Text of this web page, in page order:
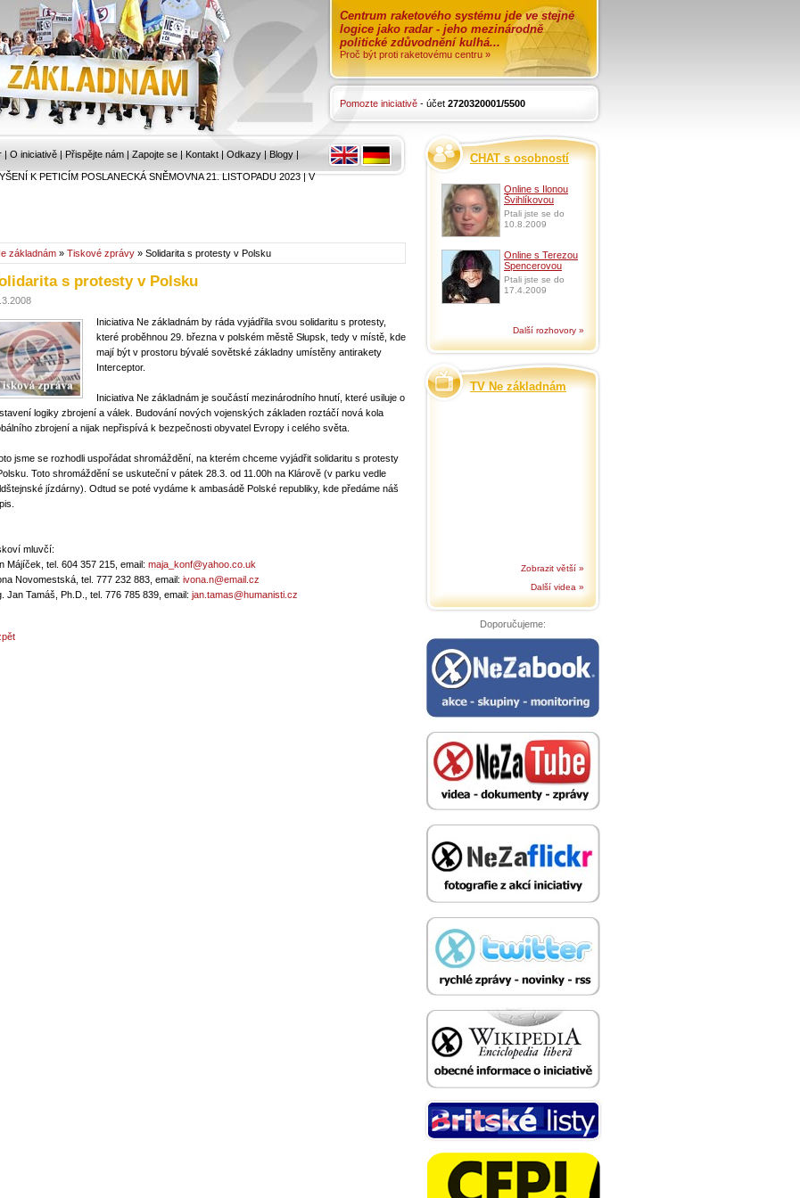
Centrum raketového systému jde ve stejné
logice jako radar - jeho mezinárodně
politické zdůvodnění kulhá...
Proč být proti raketovému centru »
Pomozte iniciativě - účet 2720320001/5500
| O iniciativě | Přispějte nám | Zapojte se | Kontakt | Odkazy | Blogy |
K PETICÍM POSLANECKÁ SNĚMOVNA 21. LISTOPADU 2023|V
základnám » Tiskové zprávy » Solidarita s protesty v Polsku
s protesty v Polsku
Iniciativa Ne základnám by ráda vyjádřila svou solidaritu s protesty,
které proběhnou 29. března v polském městě Słupsk, tedy v místě, kde
mají být v prostoru bývalé sovětské základny umístěny antirakety
Interceptor.
Iniciativa Ne základnám je součástí mezinárodního hnutí, které usiluje o
logiky zbrojení a válek. Budování nových vojenských základen roztáčí nová kola
zbrojení a nijak nepřispívá k bezpečnosti obyvatel Evropy i celého světa.
jsme se rozhodli uspořádat shromáždění, na kterém chceme vyjádřit solidaritu s protesty
Toto shromáždění se uskuteční v pátek 28.3. od 11.00h na Klárově (v parku vedle
jízdárny). Odtud se poté vydáme k ambasádě Polské republiky, kde předáme náš
mluvčí:
Májíček, tel. 604 357 215, email: maja_konf@yahoo.co.uk
Novomestská, tel. 777 232 883, email: ivona.n@email.cz
Jan Tamáš, Ph.D., tel. 776 785 839, email: jan.tamas@humanisti.cz
CHAT s osobností
Online s Ilonou
Švihlíkovou
Ptali jste se do
10.8.2009
Online s Terezou
Spencerovou
Ptali jste se do
17.4.2009
Další rozhovory »
TV Ne základnám
Zobrazit větší »
Další videa »
Doporučujeme: